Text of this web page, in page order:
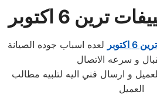
ترين 6 اكتوبر
لعده اسباب جوده الصيانة
و سرعه الاتصال
و ارسال فني اليه لتلبيه مطالب
العميل